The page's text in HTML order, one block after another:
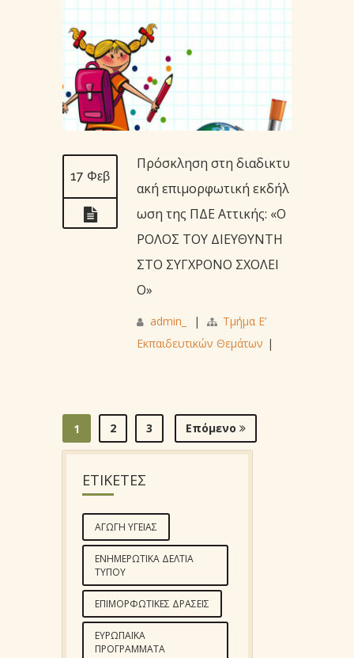
17 Φεβ
Πρόσκληση στη διαδικτυ
ακή επιμορφωτική εκδήλ
ωση της ΠΔΕ Αττικής: «Ο
ΡΟΛΟΣ ΤΟΥ ΔΙΕΥΘΥΝΤΗ
ΣΤΟ ΣΥΓΧΡΟΝΟ ΣΧΟΛΕΙ
Ο»
admin_ |
Τμήμα Ε’
Εκπαιδευτικών Θεμάτων |
1 2 3 Επόμενο
ΕΤΙΚΕΤΕΣ
ΑΓΩΓΉ ΥΓΕΊΑΣ
ΕΝΗΜΕΡΩΤΙΚΆ ΔΕΛΤΊΑ
ΤΎΠΟΥ
ΕΠΙΜΟΡΦΩΤΙΚΈΣ ΔΡΆΣΕΙΣ
ΕΥΡΩΠΑΪΚΆ
ΠΡΟΓΡΆΜΜΑΤΑ